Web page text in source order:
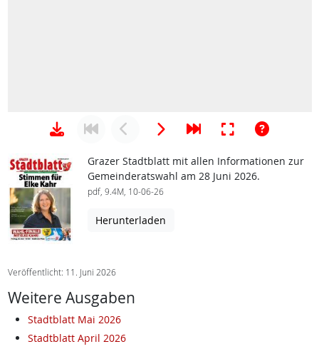
Grazer Stadtblatt mit allen Informationen zur
Gemeinderatswahl am 28 Juni 2026.
pdf, 9.4M, 10-06-26
Herunterladen
Veröffentlicht: 11. Juni 2026
Weitere Ausgaben
Stadtblatt Mai 2026
Stadtblatt April 2026